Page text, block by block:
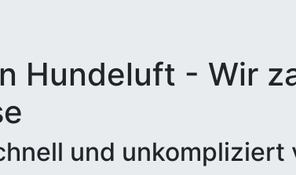
Hundeluft - Wir
und unkompliziert